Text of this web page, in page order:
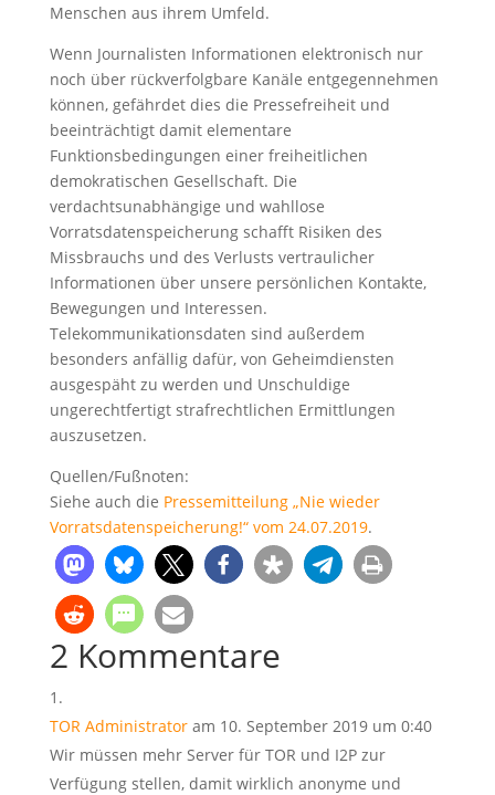
Menschen aus ihrem Umfeld.
Wenn Journalisten Informationen elektronisch nur
noch über rückverfolgbare Kanäle entgegennehmen
können, gefährdet dies die Pressefreiheit und
beeinträchtigt damit elementare
Funktionsbedingungen einer freiheitlichen
demokratischen Gesellschaft. Die
verdachtsunabhängige und wahllose
Vorratsdatenspeicherung schafft Risiken des
Missbrauchs und des Verlusts vertraulicher
Informationen über unsere persönlichen Kontakte,
Bewegungen und Interessen.
Telekommunikationsdaten sind außerdem
besonders anfällig dafür, von Geheimdiensten
ausgespäht zu werden und Unschuldige
ungerechtfertigt strafrechtlichen Ermittlungen
auszusetzen.
Quellen/Fußnoten:
Siehe auch die Pressemitteilung „Nie wieder
Vorratsdatenspeicherung!“ vom 24.07.2019.
2 Kommentare
TOR Administrator am 10. September 2019 um 0:40
Wir müssen mehr Server für TOR und I2P zur
Verfügung stellen, damit wirklich anonyme und